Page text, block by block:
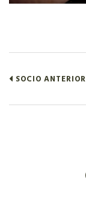
SOCIO ANTERIOR